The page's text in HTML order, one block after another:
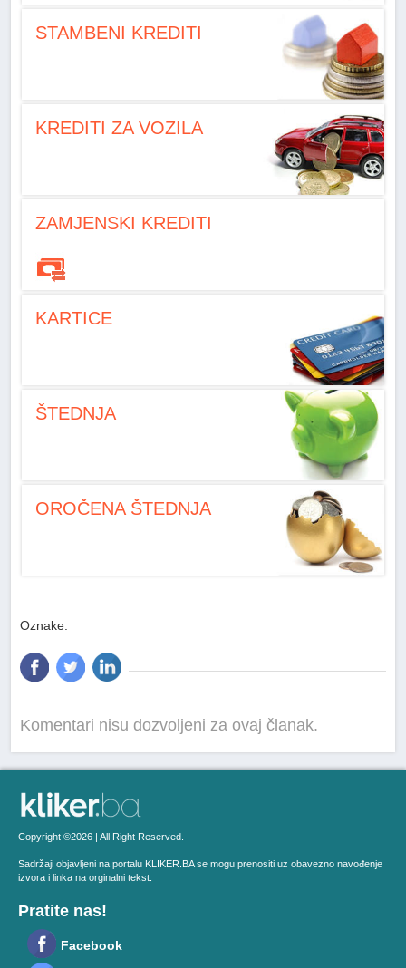
STAMBENI KREDITI
KREDITI ZA VOZILA
ZAMJENSKI KREDITI
KARTICE
ŠTEDNJA
OROČENA ŠTEDNJA
Oznake:
Komentari nisu dozvoljeni za ovaj članak.
Copyright ©2026 | All Right Reserved.
Sadržaji objavljeni na portalu KLIKER.BA se mogu prenositi uz obavezno navođenje
izvora i linka na orginalni tekst.
Pratite nas!
Facebook